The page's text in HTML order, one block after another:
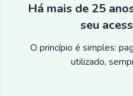
Há mais de 25
seu
O princípio é simples:
utilizado,